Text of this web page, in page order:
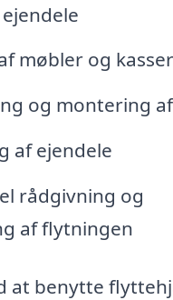
møbler og kasser
og montering
af ejendele
rådgivning og
af flytningen
at benytte